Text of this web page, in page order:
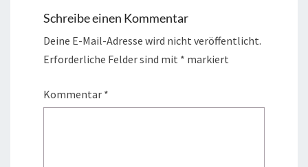
Schreibe einen Kommentar
Deine E-Mail-Adresse wird nicht veröffentlicht.
Erforderliche Felder sind mit * markiert
Kommentar *